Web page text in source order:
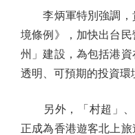
李炳軍特別強調，
境條例》，加快出台
州」建設，為包括港資
透明、可預期的投資環
另外，「村超」、
正成為香港遊客北上